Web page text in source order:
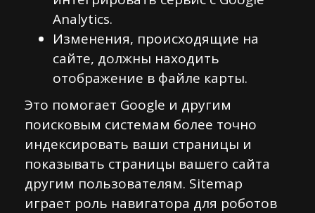
Analytics.
Изменения, происходящие на
сайте, должны находить
отображение в файле карты.
Это помогает Google и другим
поисковым системам более точно
индексировать ваши страницы и
показывать страницы вашего сайта
другим пользователям. Sitemap
играет роль навигатора для роботов